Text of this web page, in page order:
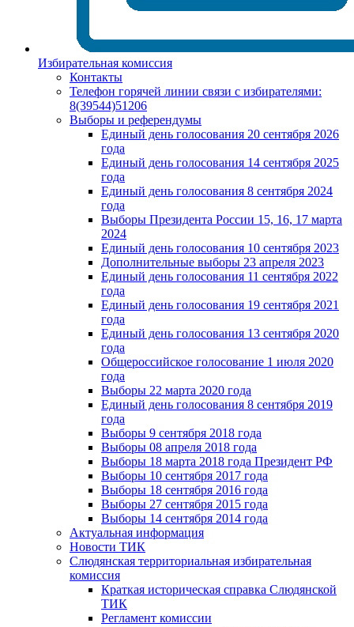
Избирательная комиссия
Контакты
Телефон горячей линии связи с избирателями:
8(39544)51206
Выборы и референдумы
Единый день голосования 20 сентября 2026
года
Единый день голосования 14 сентября 2025
года
Единый день голосования 8 сентября 2024
года
Выборы Президента России 15, 16, 17 марта
2024
Единый день голосования 10 сентября 2023
Дополнительные выборы 23 апреля 2023
Единый день голосования 11 сентября 2022
года
Единый день голосования 19 сентября 2021
года
Единый день голосования 13 сентября 2020
года
Общероссийское голосование 1 июля 2020
года
Выборы 22 марта 2020 года
Единый день голосования 8 сентября 2019
года
Выборы 9 сентября 2018 года
Выборы 08 апреля 2018 года
Выборы 18 марта 2018 года Президент РФ
Выборы 10 сентября 2017 года
Выборы 18 сентября 2016 года
Выборы 27 сентября 2015 года
Выборы 14 сентября 2014 года
Актуальная информация
Новости ТИК
Слюдянская территориальная избирательная
комиссия
Краткая историческая справка Слюдянской
ТИК
Регламент комиссии